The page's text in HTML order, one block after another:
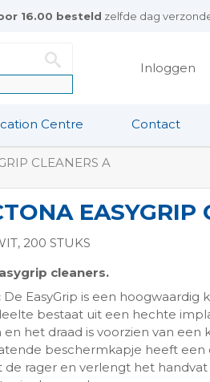
16.00 besteld zelfde dag
Inloggen
Centre Contact
CLEANERS A
EASYGRIP
200 STUKS
cleaners.
De EasyGrip is een hoogwaardig
bestaat uit een hechte
het draad is voorzien van een
beschermkapje heeft
de rager en verlengt het